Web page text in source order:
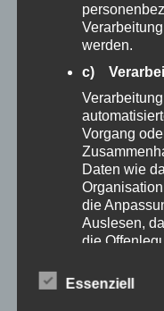
werden.
c)
Vorgang
Daten wie
die
Auslesen,
die
Essenziell